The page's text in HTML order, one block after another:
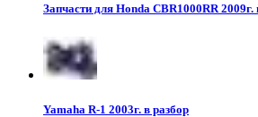
Запчасти для Honda CBR1000RR 2009г.
Yamaha R-1 2003г. в разбор